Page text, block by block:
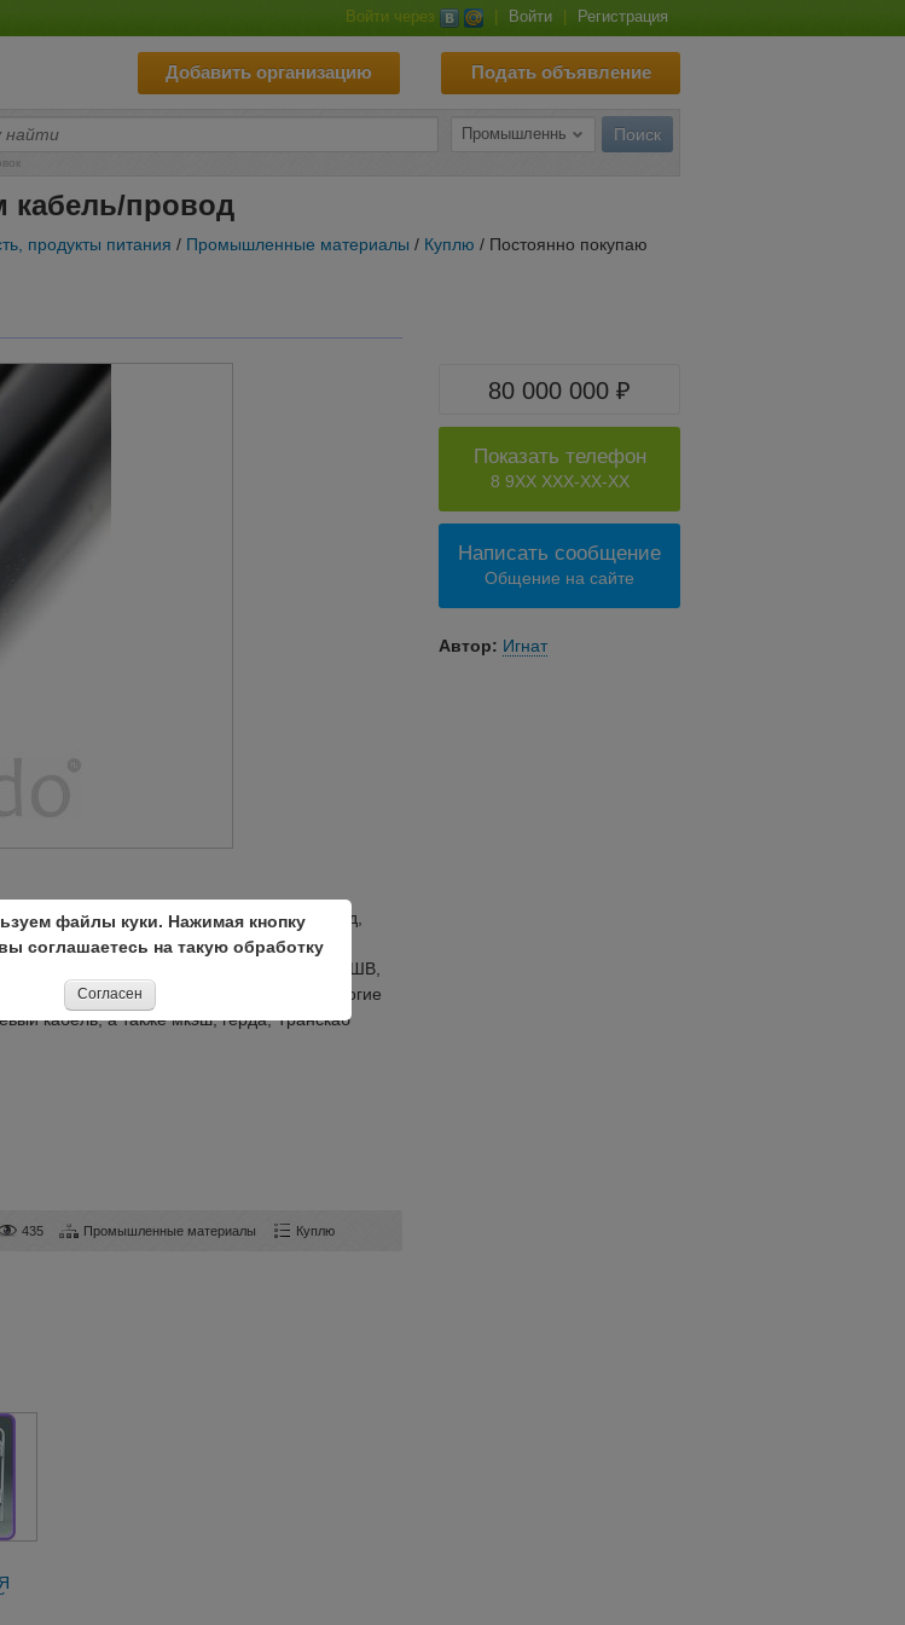
Войти через Войти Регистрация
Подать объявление
Добавить организацию
кабель/провод
продукты питания / Промышленные материалы / Куплю / Постоянно покупаю
с хранения, невостребованный, неликвид,
оплачиваем как изделие, а не лом!
НППнг HF, ВВГ, АВВГ, ВББШВ, АВББШВ,
КАБЕЛЬ ГЕРДА. ТППЭП, СОББИТ и многие
кабель, а также мкэш, герда, Транскаб
435 Промышленные материалы Куплю
80 000 000 ₽
Показать телефон
8 9XX XXX-XX-XX
Написать сообщение
Общение на сайте
Автор: Игнат
файлы куки. Нажимая кнопку
соглашаетесь на такую обработку
Согласен